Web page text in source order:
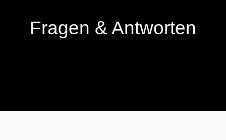
Fragen & Antworten